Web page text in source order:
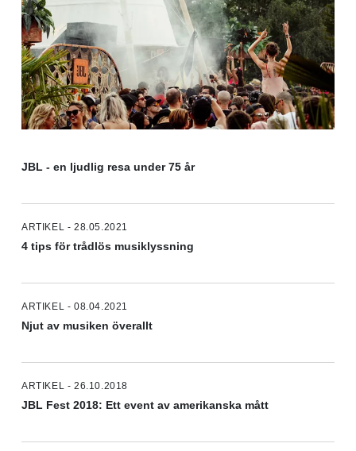
JBL - en ljudlig resa under 75 år
ARTIKEL - 28.05.2021
4 tips för trådlös musiklyssning
ARTIKEL - 08.04.2021
Njut av musiken överallt
ARTIKEL - 26.10.2018
JBL Fest 2018: Ett event av amerikanska mått